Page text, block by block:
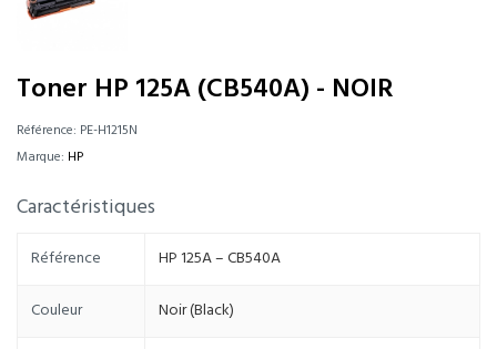
Toner HP 125A (CB540A) - NOIR
Référence: PE-H1215N
Marque: HP
Caractéristiques
Référence HP 125A – CB540A
Couleur Noir (Black)